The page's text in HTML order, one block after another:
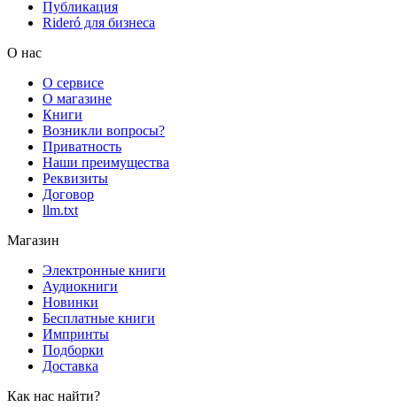
Публикация
Rideró для бизнеса
О нас
О сервисе
О магазине
Книги
Возникли вопросы?
Приватность
Наши преимущества
Реквизиты
Договор
llm.txt
Магазин
Электронные книги
Аудиокниги
Новинки
Бесплатные книги
Импринты
Подборки
Доставка
Как нас найти?